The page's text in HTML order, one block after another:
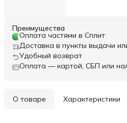
Преимущества
Оплата частями в Сплит
Доставка в пункты выдачи
Удобный возврат
Оплата — картой, СБП или
О товаре Характеристики